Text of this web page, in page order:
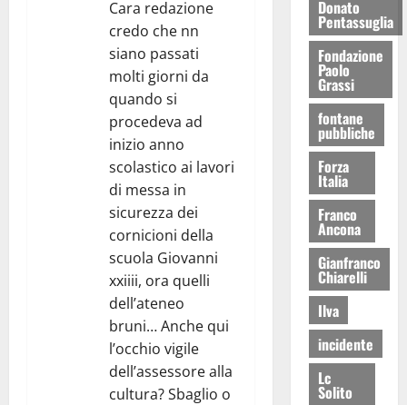
Cara redazione
credo che nn
siano passati
molti giorni da
quando si
procedeva ad
inizio anno
scolastico ai lavori
di messa in
sicurezza dei
cornicioni della
scuola Giovanni
xxiiii, ora quelli
dell’ateneo
bruni… Anche qui
l’occhio vigile
dell’assessore alla
cultura? Sbaglio o
Donato
Pentassuglia
Fondazione
Paolo
Grassi
fontane
pubbliche
Forza
Italia
Franco
Ancona
Gianfranco
Chiarelli
Ilva
incidente
Lc
Solito